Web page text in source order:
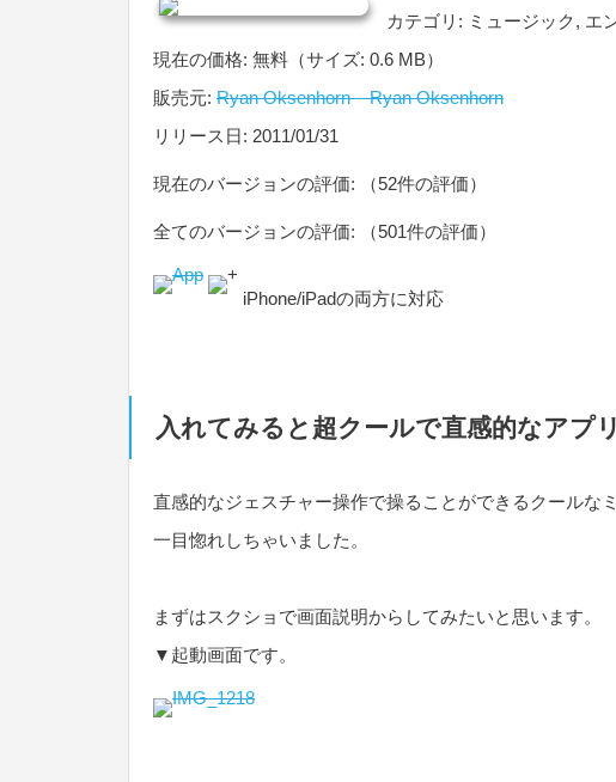
カテゴリ: ミュージック, エ
現在の価格: 無料（サイズ: 0.6 MB）
販売元: Ryan Oksenhorn – Ryan Oksenhorn
リリース日: 2011/01/31
現在のバージョンの評価: （52件の評価）
全てのバージョンの評価: （501件の評価）
iPhone/iPadの両方に対応
入れてみると超クールで直感的なアプ
直感的なジェスチャー操作で操ることができるクールな
一目惚れしちゃいました。
まずはスクショで画面説明からしてみたいと思います。
▼起動画面です。